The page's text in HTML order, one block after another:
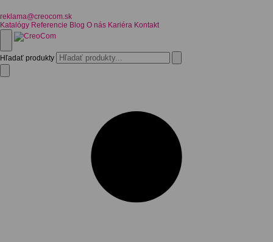
reklama@creocom.sk
Katalógy Referencie Blog O nás Kariéra Kontakt
Hľadať produkty